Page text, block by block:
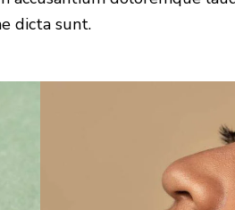
dicta sunt.